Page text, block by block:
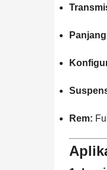
Rem: